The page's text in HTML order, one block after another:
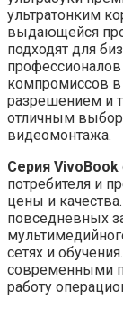
ультратонким
выдающейся
подходят для
компромиссов
разрешением и
отличным
видеомонтажа.
Серия VivoBook
потребителя и
цены и
повседневных
сетях и
современными
работу